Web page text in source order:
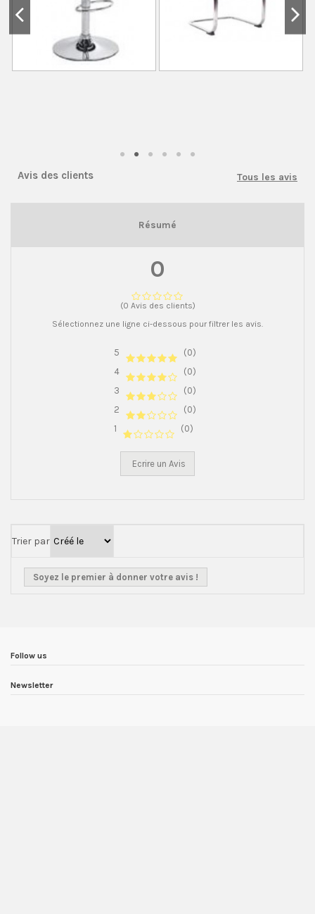
Avis des clients Tous les avis
Résumé
0
(0 Avis des clients)
Sélectionnez une ligne ci-dessous pour filtrer les avis.
5
(0)
4
(0)
3
(0)
2
(0)
1
(0)
Ecrire un Avis
Trier par
Soyez le premier à donner votre avis !
Follow us
Newsletter